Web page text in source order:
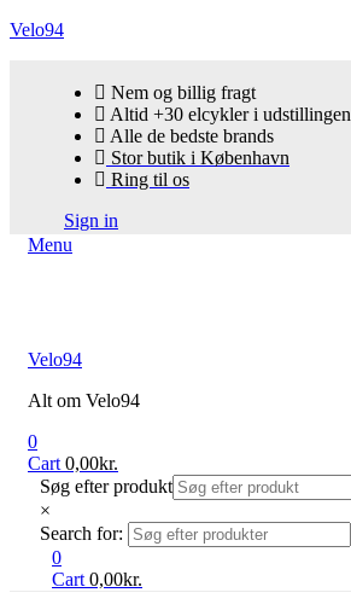
Velo94
Nem og billig fragt
Altid +30 elcykler i udstillingen
Alle de bedste brands
Stor butik i København
Ring til os
Sign in
Menu
Velo94
Alt om Velo94
0
Cart 0,00kr.
Søg efter produkt
×
Search for:
0
Cart 0,00kr.